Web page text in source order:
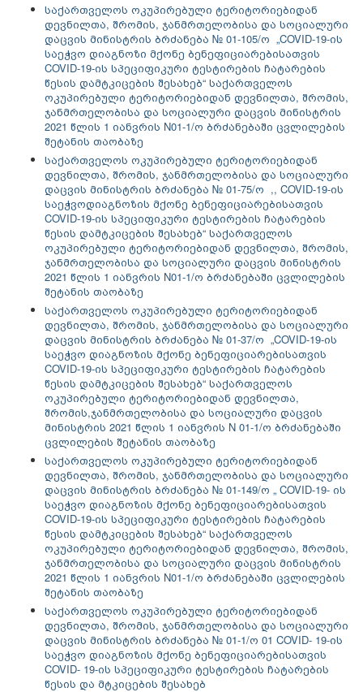
საქართველოს ოკუპირებული ტერიტორიებიდან
დევნილთა, შრომის, ჯანმრთელობისა და სოციალური
დაცვის მინისტრის ბრძანება № 01-105/ო „COVID-19-ის
საეჭვო დიაგნოზი მქონე ბენეფიციარებისათვის
COVID-19-ის სპეციფიკური ტესტირების ჩატარების
წესის დამტკიცების შესახებ“ საქართველოს
ოკუპირებული ტერიტორიებიდან დევნილთა, შრომის,
ჯანმრთელობისა და სოციალური დაცვის მინისტრის
2021 წლის 1 იანვრის N01-1/ო ბრძანებაში ცვლილების
შეტანის თაობაზე
საქართველოს ოკუპირებული ტერიტორიებიდან
დევნილთა, შრომის, ჯანმრთელობისა და სოციალური
დაცვის მინისტრის ბრძანება № 01-75/ო ,, COVID-19-ის
საეჭვოდიაგნოზის მქონე ბენეფიციარებისათვის
COVID-19-ის სპეციფიკური ტესტირების ჩატარების
წესის დამტკიცების შესახებ“ საქართველოს
ოკუპირებული ტერიტორიებიდან დევნილთა, შრომის,
ჯანმრთელობისა და სოციალური დაცვის მინისტრის
2021 წლის 1 იანვრის N01-1/ო ბრძანებაში ცვლილების
შეტანის თაობაზე
საქართველოს ოკუპირებული ტერიტორიებიდან
დევნილთა, შრომის, ჯანმრთელობისა და სოციალური
დაცვის მინისტრის ბრძანება № 01-37/ო „COVID-19-ის
საეჭვო დიაგნოზის მქონე ბენეფიციარებისათვის
COVID-19-ის სპეციფიკური ტესტირების ჩატარების
წესის დამტკიცების შესახებ“ საქართველოს
ოკუპირებული ტერიტორიებიდან დევნილთა,
შრომის,ჯანმრთელობისა და სოციალური დაცვის
მინისტრის 2021 წლის 1 იანვრის N 01-1/ო ბრძანებაში
ცვლილების შეტანის თაობაზე
საქართველოს ოკუპირებული ტერიტორიებიდან
დევნილთა, შრომის, ჯანმრთელობისა და სოციალური
დაცვის მინისტრის ბრძანება № 01-149/ო „ COVID-19- ის
საეჭვო დიაგნოზის მქონე ბენეფიციარებისათვის
COVID-19-ის სპეციფიკური ტესტირების ჩატარების
წესის დამტკიცების შესახებ“ საქართველოს
ოკუპირებული ტერიტორიებიდან დევნილთა, შრომის,
ჯანმრთელობისა და სოციალური დაცვის მინისტრის
2021 წლის 1 იანვრის N01-1/ო ბრძანებაში ცვლილების
შეტანის თაობაზე
საქართველოს ოკუპირებული ტერიტორიებიდან
დევნილთა, შრომის, ჯანმრთელობისა და სოციალური
დაცვის მინისტრის ბრძანება № 01-1/ო 01 COVID- 19-ის
საეჭვო დიაგნოზის მქონე ბენეფიციარებისათვის
COVID- 19-ის სპეციფიკური ტესტირების ჩატარების
წესის და მტკიცების შესახებ